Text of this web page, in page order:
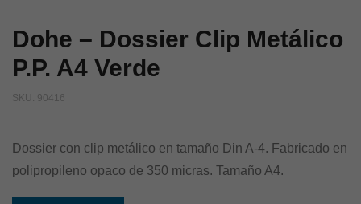
Dohe – Dossier Clip Metálico
P.P. A4 Verde
SKU: 90416
Dossier con clip metálico en tamaño Din A-4. Fabricado en
polipropileno opaco de 350 micras. Tamaño A4.